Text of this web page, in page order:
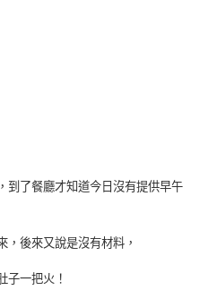
到了餐廳才知道今日沒有提供早午
，後來又說是沒有材料，
子一把火！